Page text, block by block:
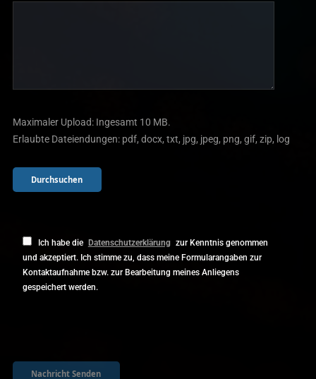
Maximaler Upload: Ingesamt 10 MB.
Erlaubte Dateiendungen: pdf, docx, txt, jpg, jpeg, png, gif, zip, log
Ich habe die Datenschutzerklärung zur Kenntnis genommen
und akzeptiert. Ich stimme zu, dass meine Formularangaben zur
Kontaktaufnahme bzw. zur Bearbeitung meines Anliegens
gespeichert werden.